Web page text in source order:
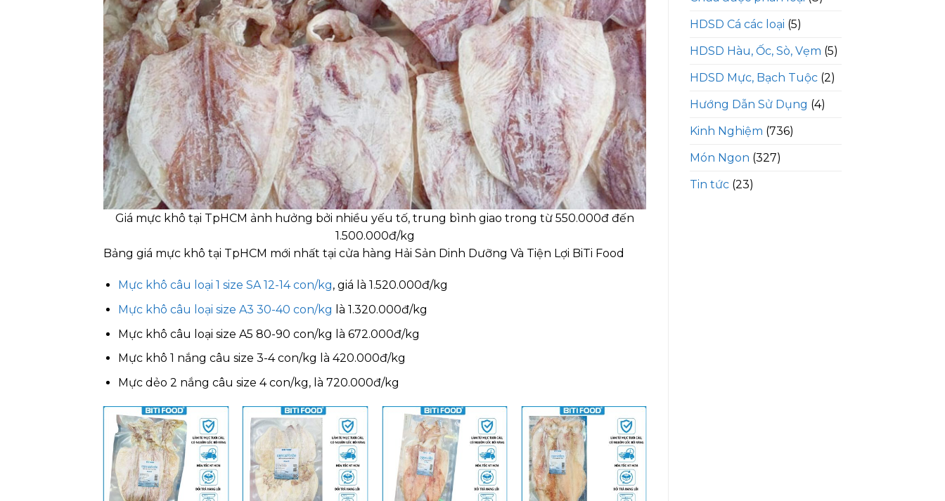
Giá mực khô tại TpHCM ảnh hưởng bởi nhiều yếu tố, trung bình giao trong từ 550.000đ đến
1.500.000đ/kg
Bảng giá mực khô tại TpHCM mới nhất tại cửa hàng Hải Sản Dinh Dưỡng Và Tiện Lợi BiTi Food
Mực khô câu loại 1 size SA 12-14 con/kg, giá là 1.520.000đ/kg
Mực khô câu loại size A3 30-40 con/kg là 1.320.000đ/kg
Mực khô câu loại size A5 80-90 con/kg là 672.000đ/kg
Mực khô 1 nắng câu size 3-4 con/kg là 420.000đ/kg
Mực dẻo 2 nắng câu size 4 con/kg, là 720.000đ/kg
Add to
wishlist
Add to
wishlist
Add to
wishlist
Add to
wishlist
HDSD Cá các loại (5)
HDSD Hàu, Ốc, Sò, Vẹm (5)
HDSD Mực, Bạch Tuộc(2)
Hướng Dẫn Sử Dụng (4)
Kinh Nghiệm (736)
Món Ngon (327)
Tin tức(23)